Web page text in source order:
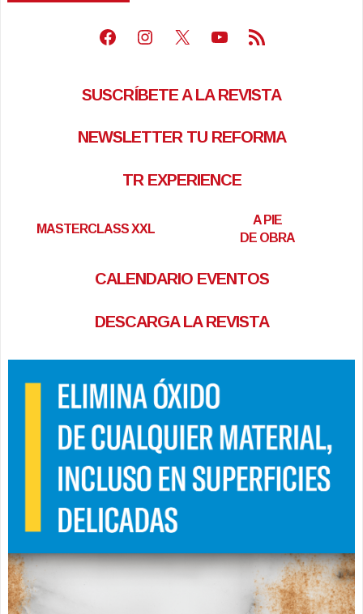
Facebook
Instagram
X Youtube
Feed RSS
SUSCRÍBETE A LA REVISTA
NEWSLETTER TU REFORMA
TR EXPERIENCE
MASTERCLASS XXL
A PIE
DE OBRA
CALENDARIO EVENTOS
DESCARGA LA REVISTA